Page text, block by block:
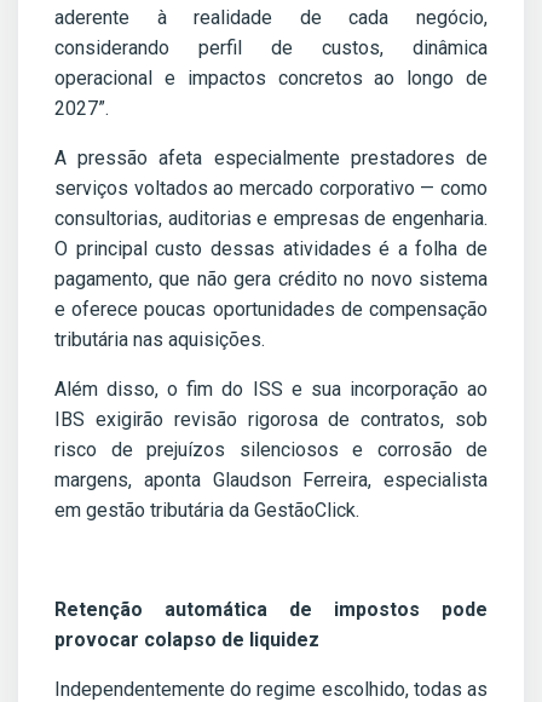
aderente à realidade de cada negócio,
considerando perfil de custos, dinâmica
operacional e impactos concretos ao longo de
2027”.
A pressão afeta especialmente prestadores de
serviços voltados ao mercado corporativo — como
consultorias, auditorias e empresas de engenharia.
O principal custo dessas atividades é a folha de
pagamento, que não gera crédito no novo sistema
e oferece poucas oportunidades de compensação
tributária nas aquisições.
Além disso, o fim do ISS e sua incorporação ao
IBS exigirão revisão rigorosa de contratos, sob
risco de prejuízos silenciosos e corrosão de
margens, aponta Glaudson Ferreira, especialista
em gestão tributária da GestãoClick.
Retenção automática de impostos pode
provocar colapso de liquidez
Independentemente do regime escolhido, todas as